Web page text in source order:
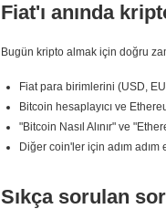
Fiat'ı anında
Bugün kripto almak için doğru
Fiat para birimlerini (USD,
Bitcoin hesaplayıcı ve
"Bitcoin Nasıl Alınır" ve
Diğer coin'ler için adım
Sıkça sorulan